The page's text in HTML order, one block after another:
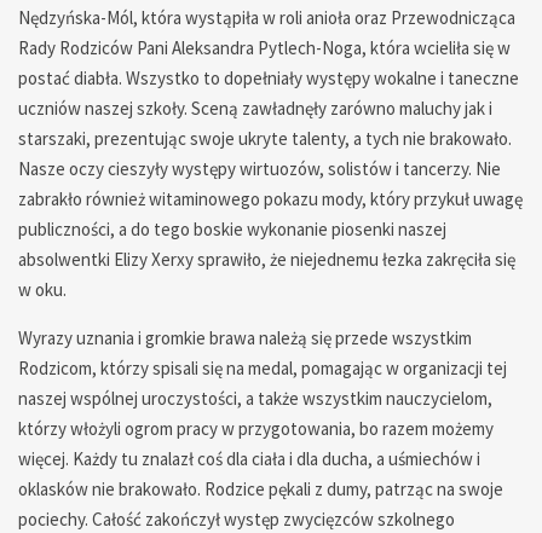
Nędzyńska-Mól, która wystąpiła w roli anioła oraz Przewodnicząca
Rady Rodziców Pani Aleksandra Pytlech-Noga, która wcieliła się w
postać diabła. Wszystko to dopełniały występy wokalne i taneczne
uczniów naszej szkoły. Sceną zawładnęły zarówno maluchy jak i
starszaki, prezentując swoje ukryte talenty, a tych nie brakowało.
Nasze oczy cieszyły występy wirtuozów, solistów i tancerzy. Nie
zabrakło również witaminowego pokazu mody, który przykuł uwagę
publiczności, a do tego boskie wykonanie piosenki naszej
absolwentki Elizy Xerxy sprawiło, że niejednemu łezka zakręciła się
w oku.
Wyrazy uznania i gromkie brawa należą się przede wszystkim
Rodzicom, którzy spisali się na medal, pomagając w organizacji tej
naszej wspólnej uroczystości, a także wszystkim nauczycielom,
którzy włożyli ogrom pracy w przygotowania, bo razem możemy
więcej. Każdy tu znalazł coś dla ciała i dla ducha, a uśmiechów i
oklasków nie brakowało. Rodzice pękali z dumy, patrząc na swoje
pociechy. Całość zakończył występ zwycięzców szkolnego